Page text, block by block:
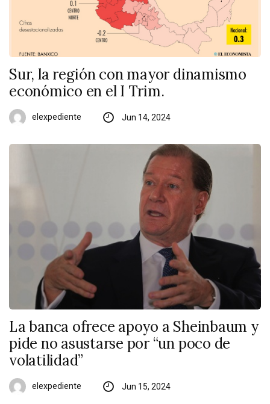
Sur, la región con mayor dinamismo
económico en el I Trim.
elexpediente Jun 14, 2024
La banca ofrece apoyo a Sheinbaum y
pide no asustarse por “un poco de
volatilidad”
elexpediente Jun 15, 2024